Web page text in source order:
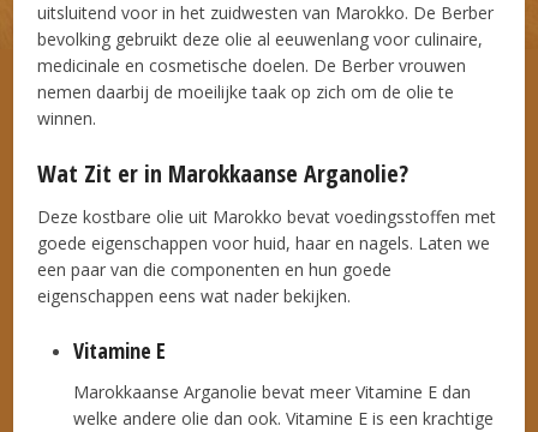
uitsluitend voor in het zuidwesten van Marokko. De Berber
bevolking gebruikt deze olie al eeuwenlang voor culinaire,
medicinale en cosmetische doelen. De Berber vrouwen
nemen daarbij de moeilijke taak op zich om de olie te
winnen.
Wat Zit er in Marokkaanse Arganolie?
Deze kostbare olie uit Marokko bevat voedingsstoffen met
goede eigenschappen voor huid, haar en nagels. Laten we
een paar van die componenten en hun goede
eigenschappen eens wat nader bekijken.
Vitamine E
Marokkaanse Arganolie bevat meer Vitamine E dan
welke andere olie dan ook. Vitamine E is een krachtige